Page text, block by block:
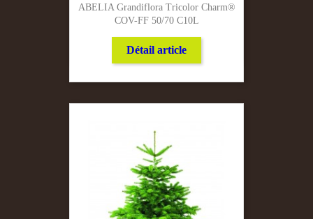
ABELIA Grandiflora Tricolor Charm®
COV-FF 50/70 C10L
Détail article